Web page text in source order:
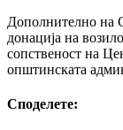
Дополнително на
донација на
сопственост на
општинската
Споделeте: